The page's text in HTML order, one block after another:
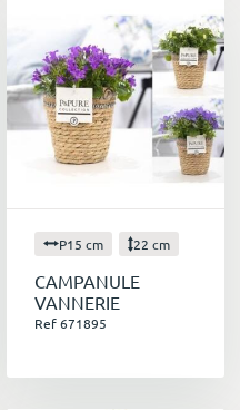
P15 cm 22 cm
CAMPANULE
VANNERIE
Ref 671895